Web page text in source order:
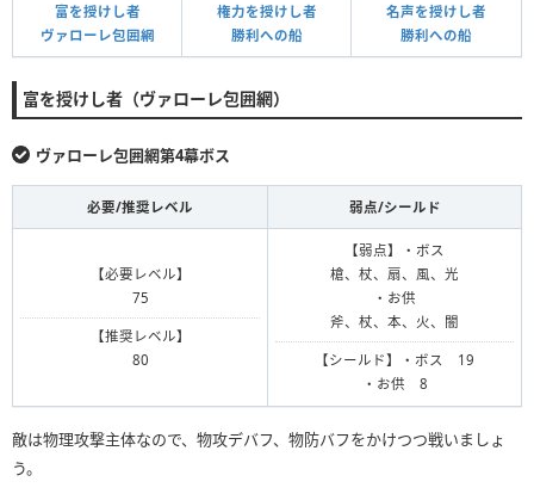
富を授けし者
ヴァローレ包囲網
権力を授けし者
勝利への船
名声を授けし者
勝利への船
富を授けし者（ヴァローレ包囲網）
ヴァローレ包囲網第4幕ボス
必要/推奨レベル 弱点/シールド
【必要レベル】
75
【推奨レベル】
80
【弱点】・ボス
槍、杖、扇、風、光
・お供
斧、杖、本、火、闇
【シールド】・ボス 19
・お供 8
敵は物理攻撃主体なので、物攻デバフ、物防バフをかけつつ戦いましょ
う。